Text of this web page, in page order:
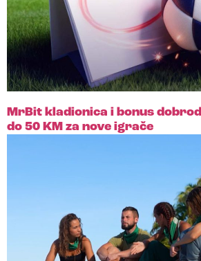
MrBit kladionica i bonus
do 50 KM za nove igrače